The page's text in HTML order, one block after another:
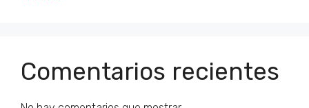
Comentarios recientes